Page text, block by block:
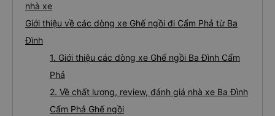
nhà xe
Giới thiệu về các dòng xe Ghế ngồi đi Cẩm Phả từ Ba
Đình
1. Giới thiệu các dòng xe Ghế ngồi Ba Đình Cẩm
Phả
2. Về chất lượng, review, đánh giá nhà xe Ba Đình
Cẩm Phả Ghế ngồi